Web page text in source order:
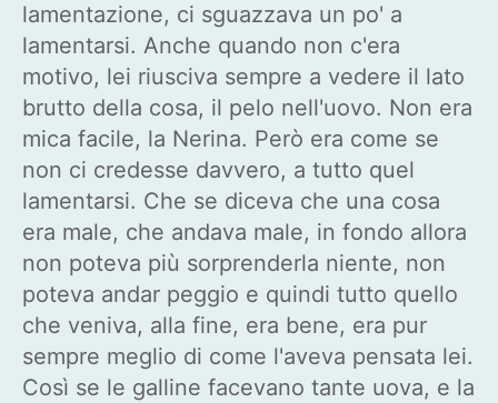
lamentazione, ci sguazzava un po' a
lamentarsi. Anche quando non c'era
motivo, lei riusciva sempre a vedere il lato
brutto della cosa, il pelo nell'uovo. Non era
mica facile, la Nerina. Però era come se
non ci credesse davvero, a tutto quel
lamentarsi. Che se diceva che una cosa
era male, che andava male, in fondo allora
non poteva più sorprenderla niente, non
poteva andar peggio e quindi tutto quello
che veniva, alla fine, era bene, era pur
sempre meglio di come l'aveva pensata lei.
Così se le galline facevano tante uova, e la